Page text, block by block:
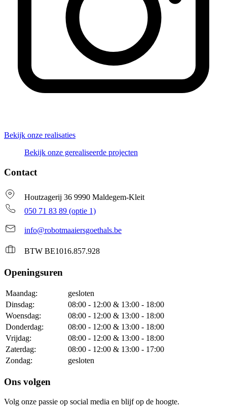
Bekijk onze realisaties
Bekijk onze gerealiseerde projecten
Contact
Houtzagerij 36 9990 Maldegem-Kleit
050 71 83 89 (optie 1)
info@robotmaaiersgoethals.be
BTW BE1016.857.928
Openingsuren
Maandag:
gesloten
Dinsdag:
08:00 - 12:00 & 13:00 - 18:00
Woensdag:
08:00 - 12:00 & 13:00 - 18:00
Donderdag:
08:00 - 12:00 & 13:00 - 18:00
Vrijdag:
08:00 - 12:00 & 13:00 - 18:00
Zaterdag:
08:00 - 12:00 & 13:00 - 17:00
Zondag:
gesloten
Ons volgen
Volg onze passie op social media en blijf op de hoogte.